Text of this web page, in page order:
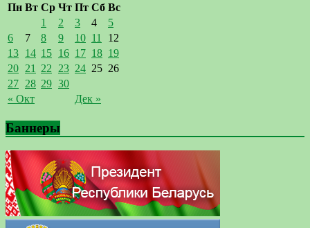
Пн Вт Ср Чт Пт Сб Вс
« Окт Дек »
1 2 3 4
5
6
7 8 9 10 11
12
13 14 15 16 17 18 19
20 21 22 23 24 25 26
27 28 29 30
Баннеры